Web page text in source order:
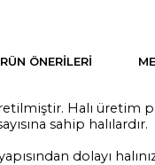
ÖNERILERI
Halı üretim
sahip halılardır.
dolayı